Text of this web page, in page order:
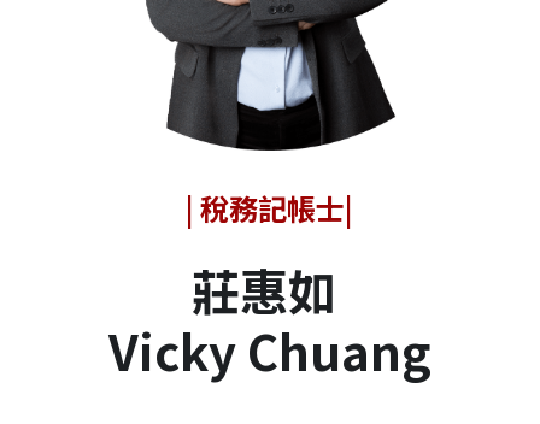
| 稅務記帳士|
莊惠如
Vicky Chuang